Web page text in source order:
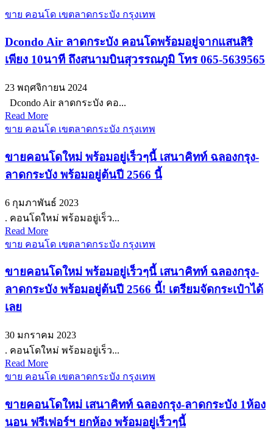
ขาย คอนโด เขตลาดกระบัง กรุงเทพ
Dcondo Air ลาดกระบัง คอนโดพร้อมอยู่จากแสนสิริ
เพียง 10นาที ถึงสนามบินสุวรรณภูมิ โทร 065-5639565
23 พฤศจิกายน 2024
Dcondo Air ลาดกระบัง คอ...
Read More
ขาย คอนโด เขตลาดกระบัง กรุงเทพ
ขายคอนโดใหม่ พร้อมอยู่เร็วๆนี้ เสนาคิทท์ ฉลองกรุง-
ลาดกระบัง พร้อมอยู่ต้นปี 2566 นี้
6 กุมภาพันธ์ 2023
. คอนโดใหม่ พร้อมอยู่เร็ว...
Read More
ขาย คอนโด เขตลาดกระบัง กรุงเทพ
ขายคอนโดใหม่ พร้อมอยู่เร็วๆนี้ เสนาคิทท์ ฉลองกรุง-
ลาดกระบัง พร้อมอยู่ต้นปี 2566 นี้! เตรียมจัดกระเป๋าได้
เลย
30 มกราคม 2023
. คอนโดใหม่ พร้อมอยู่เร็ว...
Read More
ขาย คอนโด เขตลาดกระบัง กรุงเทพ
ขายคอนโดใหม่ เสนาคิทท์ ฉลองกรุง-ลาดกระบัง 1ห้อง
นอน ฟรีเฟอร์ฯ ยกห้อง พร้อมอยู่เร็วๆนี้